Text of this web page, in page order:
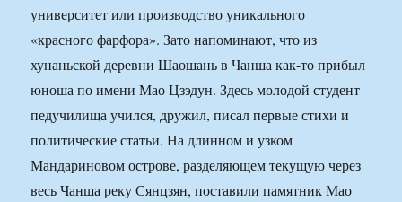
университет или производство уникального
«красного фарфора». Зато напоминают, что из
хунаньской деревни Шаошань в Чанша как-то прибыл
юноша по имени Мао Цзэдун. Здесь молодой студент
педучилища учился, дружил, писал первые стихи и
политические статьи. На длинном и узком
Мандариновом острове, разделяющем текущую через
весь Чанша реку Сянцзян, поставили памятник Мао